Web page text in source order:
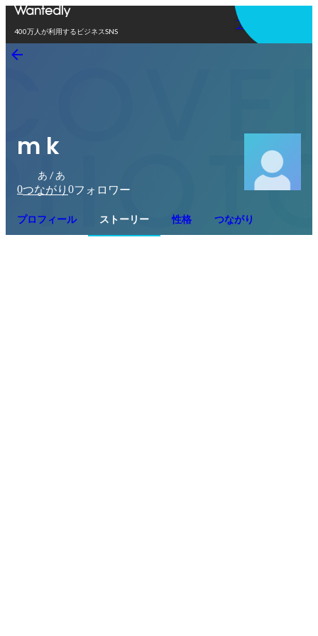
400万人が利用するビジネスSNS
アプリを使う
m k
あ / あ
0つながり 0フォロワー
プロフィール ストーリー 性格 つながり